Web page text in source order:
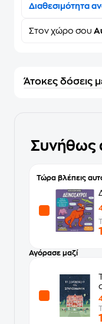
Διαθεσιμότητα
Στον χώρο σου
Άτοκες δόσεις
Συνήθως
Τώρα βλέπεις
Αγόρασε μαζί